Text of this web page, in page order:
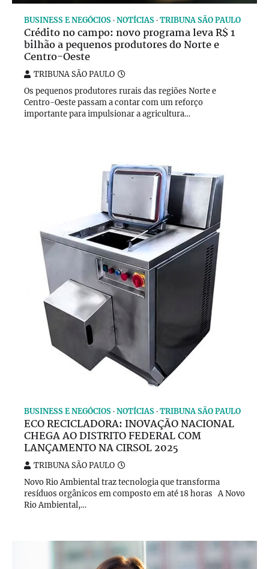
BUSINESS E NEGÓCIOS NOTÍCIAS TRIBUNA SÃO PAULO
Crédito no campo: novo programa leva R$ 1
bilhão a pequenos produtores do Norte e
Centro-Oeste
TRIBUNA SÃO PAULO
Os pequenos produtores rurais das regiões Norte e
Centro-Oeste passam a contar com um reforço
importante para impulsionar a agricultura…
BUSINESS E NEGÓCIOS NOTÍCIAS TRIBUNA SÃO PAULO
ECO RECICLADORA: INOVAÇÃO NACIONAL
CHEGA AO DISTRITO FEDERAL COM
LANÇAMENTO NA CIRSOL 2025
TRIBUNA SÃO PAULO
Novo Rio Ambiental traz tecnologia que transforma
resíduos orgânicos em composto em até 18 horas A Novo
Rio Ambiental,…